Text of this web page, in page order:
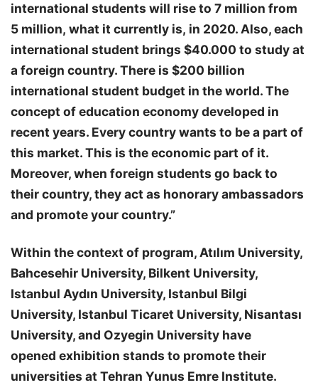
international students will rise to 7 million from
5 million, what it currently is, in 2020. Also, each
international student brings $40.000 to study at
a foreign country. There is $200 billion
international student budget in the world. The
concept of education economy developed in
recent years. Every country wants to be a part of
this market. This is the economic part of it.
Moreover, when foreign students go back to
their country, they act as honorary ambassadors
and promote your country.”
Within the context of program, Atılım University,
Bahcesehir University, Bilkent University,
Istanbul Aydın University, Istanbul Bilgi
University, Istanbul Ticaret University, Nisantası
University, and Ozyegin University have
opened exhibition stands to promote their
universities at Tehran Yunus Emre Institute.